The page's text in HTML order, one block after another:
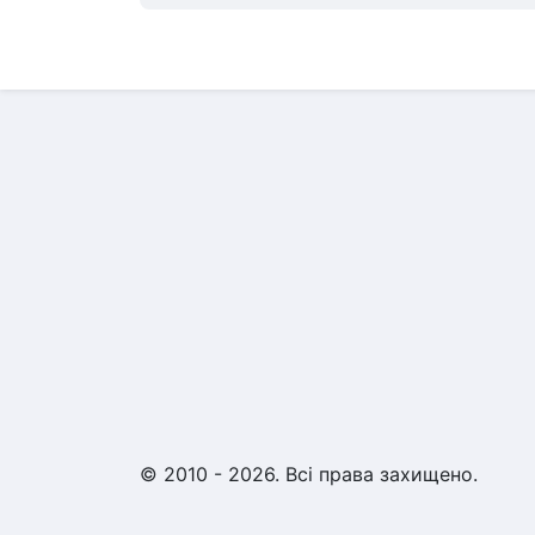
© 2010 - 2026. Всі права захищено.